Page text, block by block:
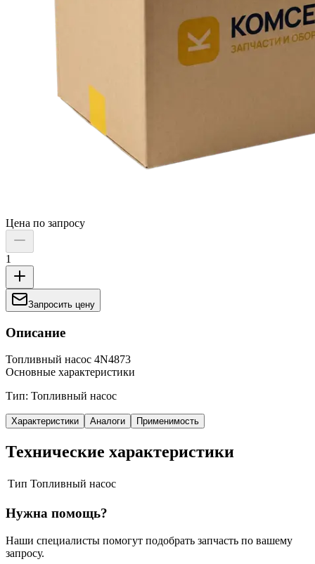
Цена по запросу
1
Запросить цену
Описание
Топливный насос 4N4873
Основные характеристики
Тип: Топливный насос
Характеристики Аналоги Применимость
Технические характеристики
Тип Топливный насос
Нужна помощь?
Наши специалисты помогут подобрать запчасть по вашему
запросу.